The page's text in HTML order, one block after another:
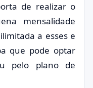
de realizar o
mensalidade
a esses e
que pode optar
pelo plano de